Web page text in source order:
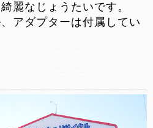
麗なじょうたいです。
アダプターは付属してい